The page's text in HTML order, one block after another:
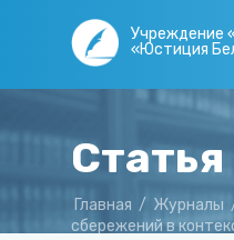
Учреждение
«Юстиция
Главная / Журналы
сбережений в